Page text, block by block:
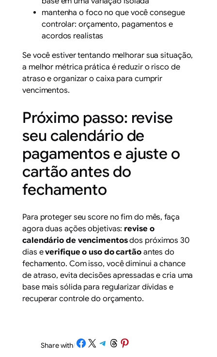
mantenha o foco no que você consegue
controlar: orçamento, pagamentos e
acordos realistas
Se você estiver tentando melhorar sua situação,
a melhor métrica prática é reduzir o risco de
atraso e organizar o caixa para cumprir
vencimentos.
Próximo passo: revise
seu calendário de
pagamentos e ajuste o
cartão antes do
fechamento
Para proteger seu score no fim do mês, faça
agora duas ações objetivas: revise o
calendário de vencimentosdos próximos 30
dias everifique o uso do cartãoantes do
fechamento. Com isso, você diminui a chance
de atraso, evita decisões apressadas e cria uma
base mais sólida para regularizar dívidas e
recuperar controle do orçamento.
Share with/Share on Facebook
Share on X Share on Telegram
Share on Threads
Share on Pinterest